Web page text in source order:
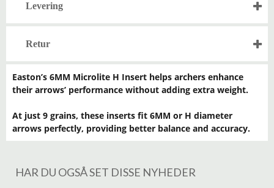
Levering
Retur
Easton’s 6MM Microlite H Insert helps archers enhance
their arrows’ performance without adding extra weight.
At just 9 grains, these inserts fit 6MM or H diameter
arrows perfectly, providing better balance and accuracy.
HAR DU OGSÅ SET DISSE NYHEDER